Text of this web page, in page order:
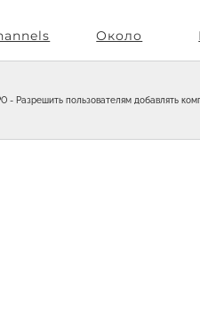
Около
- Разрешить пользователям добавлять